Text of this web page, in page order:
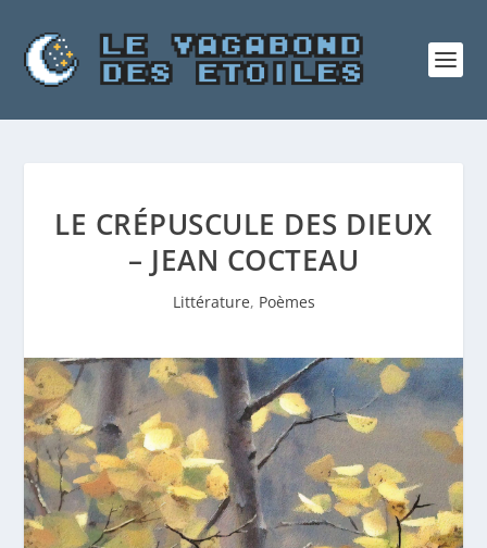
LE CRÉPUSCULE DES DIEUX
– JEAN COCTEAU
Littérature, Poèmes